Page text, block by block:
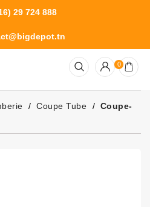
29 724 888
0
Coupe Tube
Coupe-